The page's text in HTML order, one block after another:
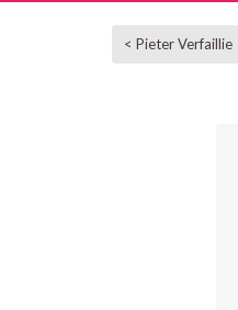
< Pieter Verfaillie